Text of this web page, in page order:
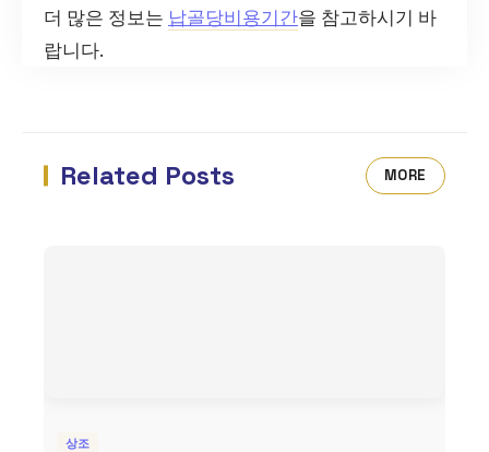
더 많은 정보는 납골당비용기간을 참고하시기 바
랍니다.
Related Posts MORE
상조